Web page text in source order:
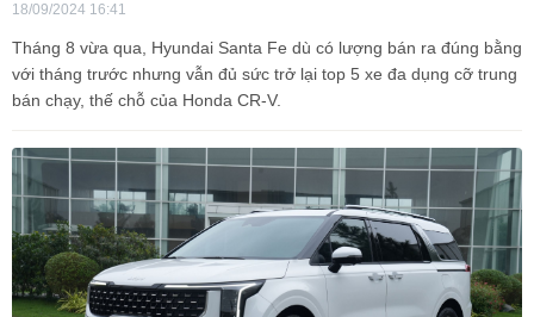
18/09/2024 16:41
Tháng 8 vừa qua, Hyundai Santa Fe dù có lượng bán ra đúng bằng
với tháng trước nhưng vẫn đủ sức trở lại top 5 xe đa dụng cỡ trung
bán chạy, thế chỗ của Honda CR-V.